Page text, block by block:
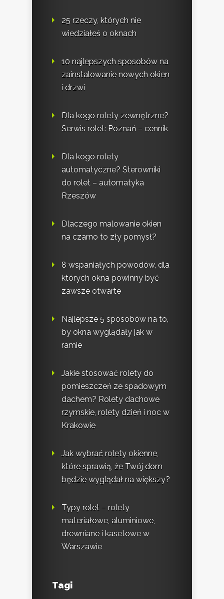
25 rzeczy, których nie
wiedziałeś o oknach
10 najlepszych sposobów na
zainstalowanie nowych okien
i drzwi
Dla kogo rolety zewnętrzne?
Serwis rolet: Poznań – cennik
Dla kogo rolety
automatyczne? Sterowniki
do rolet – automatyka
Rzeszów
Dlaczego malowanie okien
na czarno to zły pomysł?
8 wspaniałych powodów, dla
których okna powinny być
zawsze otwarte
Najlepsze 5 sposobów na to,
by okna wyglądały jak w
ramie
Jakie stosować rolety do
pomieszczeń ze spadowym
dachem? Rolety dachowe
rzymskie, rolety dzień i noc w
Krakowie
Jak wybrać rolety okienne,
które sprawią, że Twój dom
będzie wyglądał na większy?
Typy rolet – rolety
materiałowe, aluminiowe,
drewniane i kasetowe w
Warszawie
Tagi